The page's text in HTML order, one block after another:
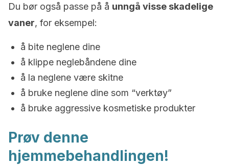
Du bør også passe på å unngå visse skadelige
vaner, for eksempel:
å bite neglene dine
å klippe neglebåndene dine
å la neglene være skitne
å bruke neglene dine som “verktøy”
å bruke aggressive kosmetiske produkter
Prøv denne
hjemmebehandlingen!